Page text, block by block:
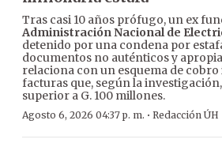
Tras casi 10 años prófugo, un ex
Administración Nacional de
detenido por una condena por
documentos no auténticos y
relaciona con un esquema de
facturas que, según la
superior a G. 100 millones.
Agosto 6, 2026 04:37 p. m. · Redacción ÚH